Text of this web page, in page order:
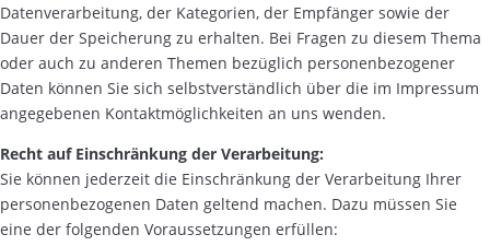
Datenverarbeitung, der Kategorien, der Empfänger sowie der
Dauer der Speicherung zu erhalten. Bei Fragen zu diesem Thema
oder auch zu anderen Themen bezüglich personenbezogener
Daten können Sie sich selbstverständlich über die im Impressum
angegebenen Kontaktmöglichkeiten an uns wenden.
Recht auf Einschränkung der Verarbeitung:
Sie können jederzeit die Einschränkung der Verarbeitung Ihrer
personenbezogenen Daten geltend machen. Dazu müssen Sie
eine der folgenden Voraussetzungen erfüllen: